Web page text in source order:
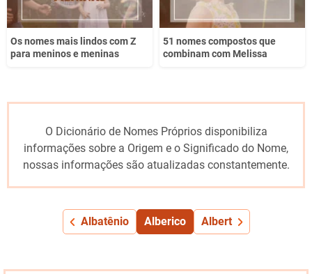
Os nomes mais lindos com Z
para meninos e meninas
51 nomes compostos que
combinam com Melissa
O Dicionário de Nomes Próprios disponibiliza
informações sobre a Origem e o Significado do Nome,
nossas informações são atualizadas constantemente.
Albatênio Alberico Albert